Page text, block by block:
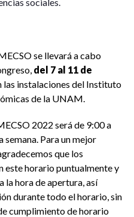
se llevará a cabo
del 7 al 11 de
las instalaciones del Instituto
de la UNAM.
2022 será de 9:00 a
Para un mejor
que los
este horario puntualmente y
la hora de apertura, así
durante todo el horario, sin
cumplimiento de horario